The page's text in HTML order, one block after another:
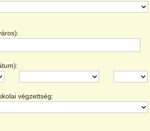
végzettség: